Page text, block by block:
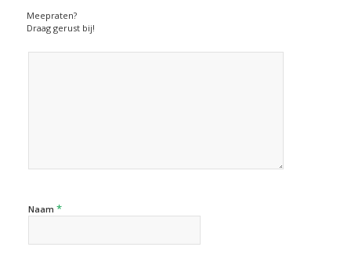
Meepraten?
Draag gerust bij!
Naam *